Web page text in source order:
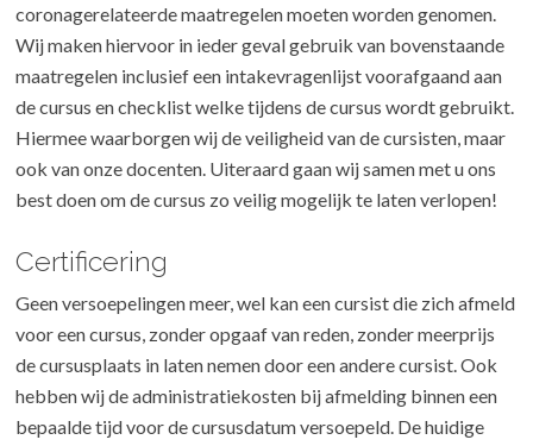
coronagerelateerde maatregelen moeten worden genomen.
Wij maken hiervoor in ieder geval gebruik van bovenstaande
maatregelen inclusief een intakevragenlijst voorafgaand aan
de cursus en checklist welke tijdens de cursus wordt gebruikt.
Hiermee waarborgen wij de veiligheid van de cursisten, maar
ook van onze docenten. Uiteraard gaan wij samen met u ons
best doen om de cursus zo veilig mogelijk te laten verlopen!
Certificering
Geen versoepelingen meer, wel kan een cursist die zich afmeld
voor een cursus, zonder opgaaf van reden, zonder meerprijs
de cursusplaats in laten nemen door een andere cursist. Ook
hebben wij de administratiekosten bij afmelding binnen een
bepaalde tijd voor de cursusdatum versoepeld. De huidige